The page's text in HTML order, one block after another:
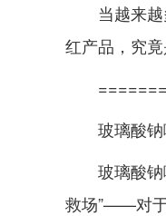
当越来
红产品，究竟
玻璃酸
玻璃酸
救场”——对于